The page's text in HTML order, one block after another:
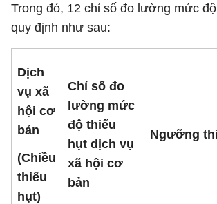
Trong đó, 12 chỉ số đo lường mức
quy định như sau:
Dịch
vụ xã
hội cơ
bản
(Chiều
thiếu
hụt)
Chỉ số đo
lường mức
độ thiếu
hụt dịch vụ
xã hội cơ
bản
Ngưỡng